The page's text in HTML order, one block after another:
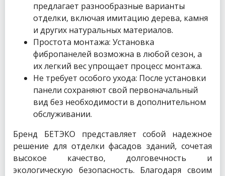
предлагает разнообразные варианты
отделки, включая имитацию дерева, камня
и других натуральных материалов.
Простота монтажа: Установка
фибропанелей возможна в любой сезон, а
их легкий вес упрощает процесс монтажа.
Не требует особого ухода: После установки
панели сохраняют свой первоначальный
вид без необходимости в дополнительном
обслуживании.
Бренд БЕТЭКО представляет собой надежное
решение для отделки фасадов зданий, сочетая
высокое качество, долговечность и
экологическую безопасность. Благодаря своим